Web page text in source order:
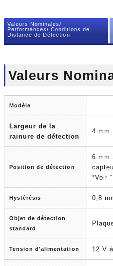
Valeurs Nominales/
Performances/ Conditions de
Distance de Détection
Valeurs
Modèle
Largeur de la
rainure de détection
4 mm
Position de détection
6 mm
*Voir
Hystérésis 0,8
Objet de détection
standard
Tension d'alimentation 12 V